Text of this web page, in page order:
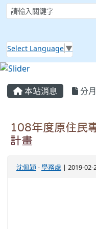
Select Language ▼
本站消息 分
108年度原住民
計畫
沈佩穎-學務處 | 2019-